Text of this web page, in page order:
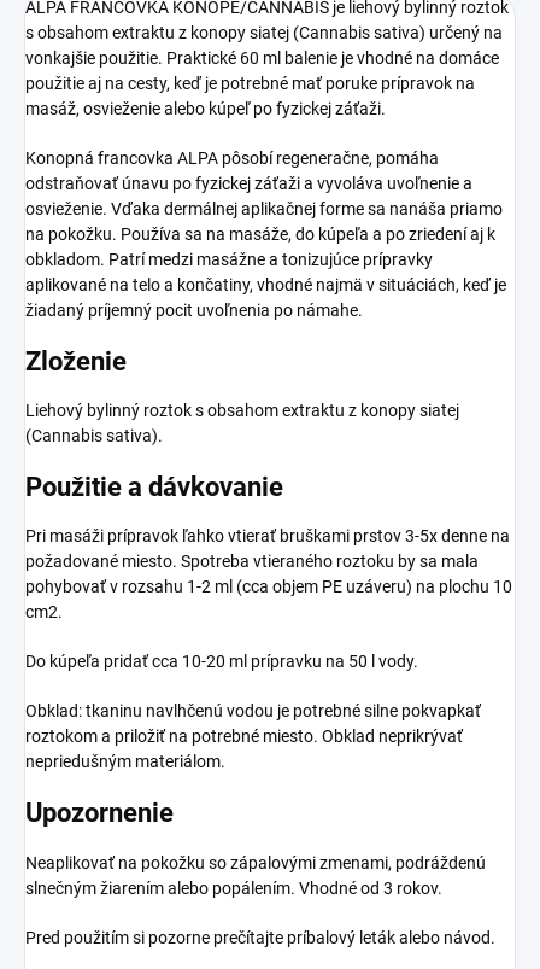
ALPA FRANCOVKA KONOPE/CANNABIS je liehový bylinný roztok
s obsahom extraktu z konopy siatej (Cannabis sativa) určený na
vonkajšie použitie. Praktické 60 ml balenie je vhodné na domáce
použitie aj na cesty, keď je potrebné mať poruke prípravok na
masáž, osvieženie alebo kúpeľ po fyzickej záťaži.
Konopná francovka ALPA pôsobí regeneračne, pomáha
odstraňovať únavu po fyzickej záťaži a vyvoláva uvoľnenie a
osvieženie. Vďaka dermálnej aplikačnej forme sa nanáša priamo
na pokožku. Používa sa na masáže, do kúpeľa a po zriedení aj k
obkladom. Patrí medzi masážne a tonizujúce prípravky
aplikované na telo a končatiny, vhodné najmä v situáciách, keď je
žiadaný príjemný pocit uvoľnenia po námahe.
Zloženie
Liehový bylinný roztok s obsahom extraktu z konopy siatej
(Cannabis sativa).
Použitie a dávkovanie
Pri masáži prípravok ľahko vtierať bruškami prstov 3-5x denne na
požadované miesto. Spotreba vtieraného roztoku by sa mala
pohybovať v rozsahu 1-2 ml (cca objem PE uzáveru) na plochu 10
cm2.
Do kúpeľa pridať cca 10-20 ml prípravku na 50 l vody.
Obklad: tkaninu navlhčenú vodou je potrebné silne pokvapkať
roztokom a priložiť na potrebné miesto. Obklad neprikrývať
nepriedušným materiálom.
Upozornenie
Neaplikovať na pokožku so zápalovými zmenami, podráždenú
slnečným žiarením alebo popálením. Vhodné od 3 rokov.
Pred použitím si pozorne prečítajte príbalový leták alebo návod.